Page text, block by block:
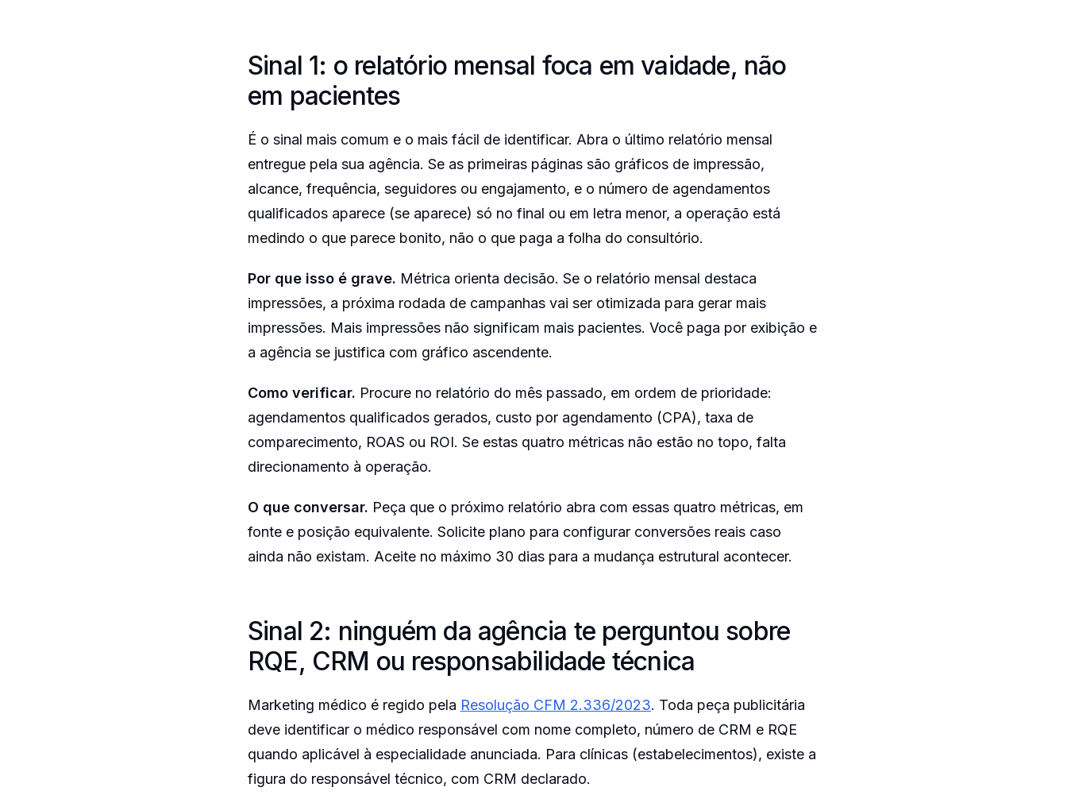
Sinal 1: o relatório mensal foca em vaidade, não
em pacientes
É o sinal mais comum e o mais fácil de identificar. Abra o último relatório mensal
entregue pela sua agência. Se as primeiras páginas são gráficos de impressão,
alcance, frequência, seguidores ou engajamento, e o número de agendamentos
qualificados aparece (se aparece) só no final ou em letra menor, a operação está
medindo o que parece bonito, não o que paga a folha do consultório.
Por que isso é grave. Métrica orienta decisão. Se o relatório mensal destaca
impressões, a próxima rodada de campanhas vai ser otimizada para gerar mais
impressões. Mais impressões não significam mais pacientes. Você paga por exibição e
a agência se justifica com gráfico ascendente.
Como verificar. Procure no relatório do mês passado, em ordem de prioridade:
agendamentos qualificados gerados, custo por agendamento (CPA), taxa de
comparecimento, ROAS ou ROI. Se estas quatro métricas não estão no topo, falta
direcionamento à operação.
O que conversar. Peça que o próximo relatório abra com essas quatro métricas, em
fonte e posição equivalente. Solicite plano para configurar conversões reais caso
ainda não existam. Aceite no máximo 30 dias para a mudança estrutural acontecer.
Sinal 2: ninguém da agência te perguntou sobre
RQE, CRM ou responsabilidade técnica
Marketing médico é regido pela Resolução CFM 2.336/2023. Toda peça publicitária
deve identificar o médico responsável com nome completo, número de CRM e RQE
quando aplicável à especialidade anunciada. Para clínicas (estabelecimentos), existe a
figura do responsável técnico, com CRM declarado.